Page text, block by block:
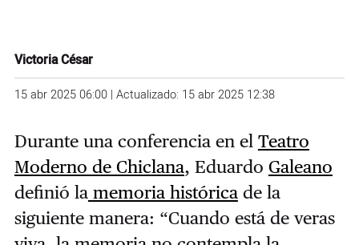
Victoria César
15 abr 2025 06:00 | Actualizado: 15 abr 2025 12:38
Durante una conferencia en el Teatro
Moderno de Chiclana, Eduardo Galeano
definió lamemoria históricade la
siguiente manera: “Cuando está de veras